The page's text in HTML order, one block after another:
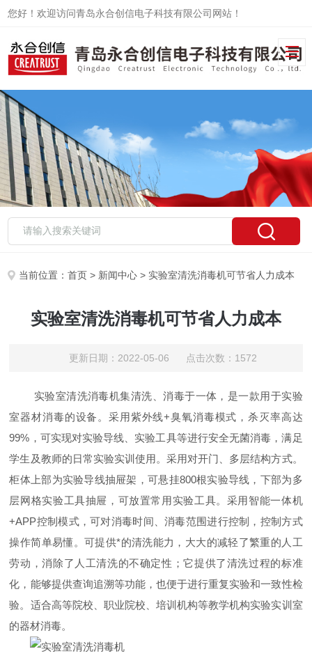
您好！欢迎访问青岛永合创信电子科技有限公司网站！
当前位置：首页 > 新闻中心 > 实验室清洗消毒机可节省人力成本
实验室清洗消毒机可节省人力成本
更新日期：2022-05-06 点击次数：1572
实验室清洗消毒机集清洗、消毒于一体，是一款用于实验
室器材消毒的设备。采用紫外线+臭氧消毒模式，杀灭率高达
99%，可实现对实验导线、实验工具等进行安全无菌消毒，满足
学生及教师的日常实验实训使用。采用对开门、多层结构方式。
柜体上部为实验导线抽屉架，可悬挂800根实验导线，下部为多
层网格实验工具抽屉，可放置常用实验工具。采用智能一体机
+APP控制模式，可对消毒时间、消毒范围进行控制，控制方式
操作简单易懂。可提供*的清洗能力，大大的减轻了繁重的人工
劳动，消除了人工清洗的不确定性；它提供了清洗过程的标准
化，能够提供查询追溯等功能，也便于进行重复实验和一致性检
验。适合高等院校、职业院校、培训机构等教学机构实验实训室
的器材消毒。